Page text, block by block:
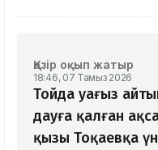
Қазір оқып жатыр
18:46, 07 Тамыз 2026
Тойда уағыз
дауға қалған
қызы Тоқаевқа